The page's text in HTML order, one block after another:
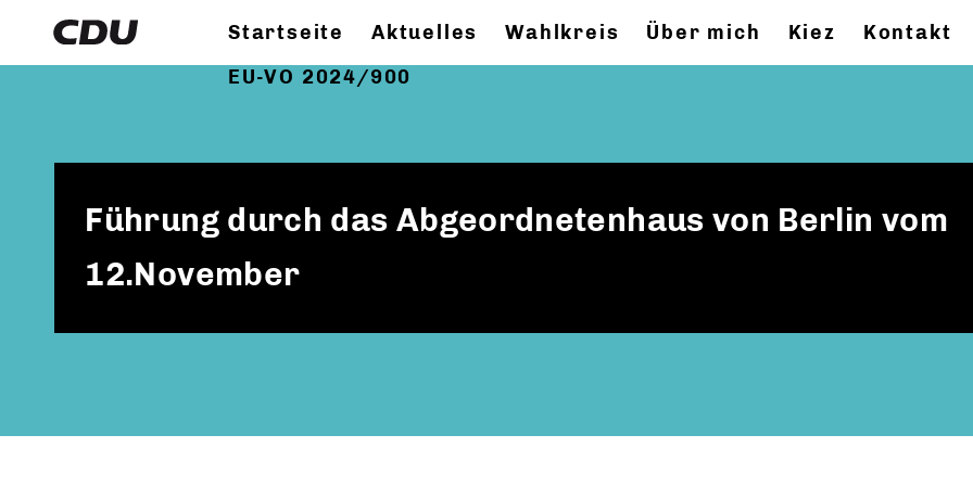
Startseite Aktuelles Wahlkreis Über mich Kiez Kontakt
EU-VO 2024/900
Führung durch das Abgeordnetenhaus von Berlin vom
12.November